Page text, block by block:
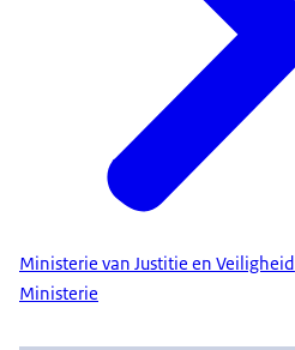
Ministerie van Justitie en Veiligheid
Ministerie